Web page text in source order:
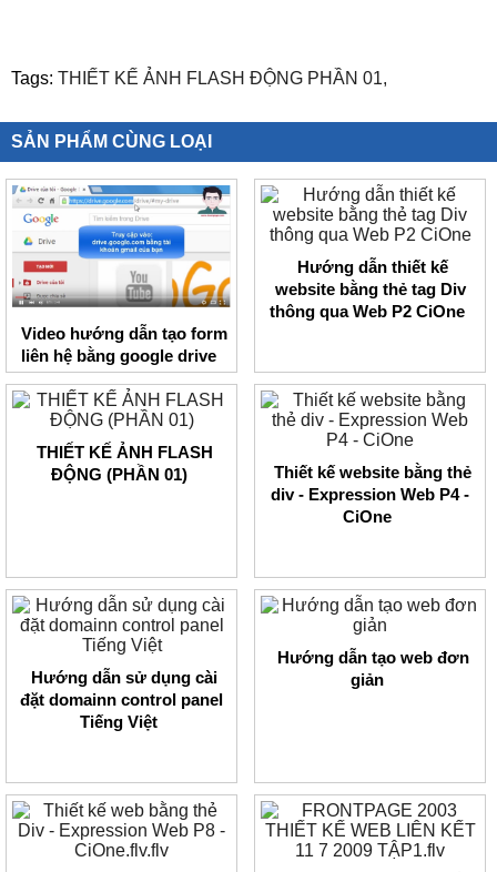
Tags: THIẾT KẾ ẢNH FLASH ĐỘNG PHẦN 01,
SẢN PHẨM CÙNG LOẠI
Video hướng dẫn tạo form
liên hệ bằng google drive
Hướng dẫn thiết kế
website bằng thẻ tag Div
thông qua Web P2 CiOne
THIẾT KẾ ẢNH FLASH
ĐỘNG (PHẦN 01)
Thiết kế website bằng thẻ
div - Expression Web P4 -
CiOne
Hướng dẫn sử dụng cài
đặt domainn control panel
Tiếng Việt
Hướng dẫn tạo web đơn
giản